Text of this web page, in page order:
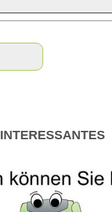
INTERESSANTES